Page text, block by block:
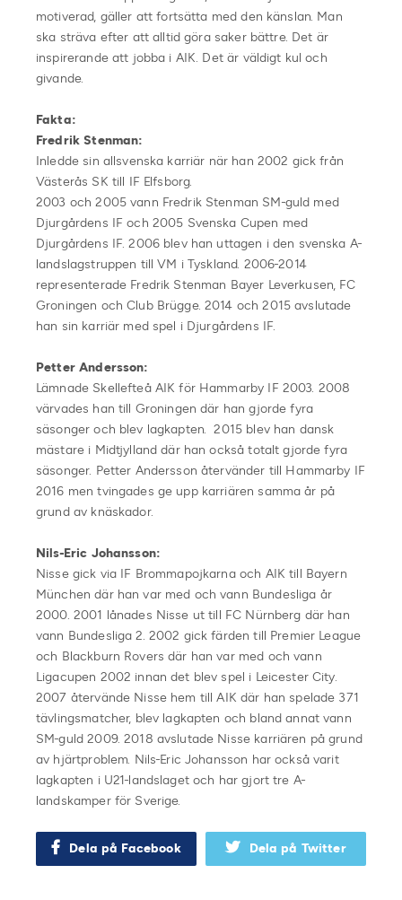
motiverad, gäller att fortsätta med den känslan. Man
ska sträva efter att alltid göra saker bättre. Det är
inspirerande att jobba i AIK. Det är väldigt kul och
givande.
Fakta:
Fredrik Stenman:
Inledde sin allsvenska karriär när han 2002 gick från
Västerås SK till IF Elfsborg.
2003 och 2005 vann Fredrik Stenman SM-guld med
Djurgårdens IF och 2005 Svenska Cupen med
Djurgårdens IF. 2006 blev han uttagen i den svenska A-
landslagstruppen till VM i Tyskland. 2006-2014
representerade Fredrik Stenman Bayer Leverkusen, FC
Groningen och Club Brügge. 2014 och 2015 avslutade
han sin karriär med spel i Djurgårdens IF.
Petter Andersson:
Lämnade Skellefteå AIK för Hammarby IF 2003. 2008
värvades han till Groningen där han gjorde fyra
säsonger och blev lagkapten. 2015 blev han dansk
mästare i Midtjylland där han också totalt gjorde fyra
säsonger. Petter Andersson återvänder till Hammarby IF
2016 men tvingades ge upp karriären samma år på
grund av knäskador.
Nils-Eric Johansson:
Nisse gick via IF Brommapojkarna och AIK till Bayern
München där han var med och vann Bundesliga år
2000. 2001 lånades Nisse ut till FC Nürnberg där han
vann Bundesliga 2. 2002 gick färden till Premier League
och Blackburn Rovers där han var med och vann
Ligacupen 2002 innan det blev spel i Leicester City.
2007 återvände Nisse hem till AIK där han spelade 371
tävlingsmatcher, blev lagkapten och bland annat vann
SM-guld 2009. 2018 avslutade Nisse karriären på grund
av hjärtproblem. Nils-Eric Johansson har också varit
lagkapten i U21-landslaget och har gjort tre A-
landskamper för Sverige.
Dela på Facebook Dela på Twitter